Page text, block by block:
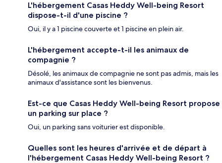
L'hébergement Casas Heddy Well-being Resort
dispose-t-il d'une piscine ?
Oui, il y a 1 piscine couverte et 1 piscine en plein air.
L'hébergement accepte-t-il les animaux de
compagnie ?
Désolé, les animaux de compagnie ne sont pas admis, mais les
animaux d'assistance sont les bienvenus.
Est-ce que Casas Heddy Well-being Resort propose
un parking sur place ?
Oui, un parking sans voiturier est disponible.
Quelles sont les heures d'arrivée et de départ à
l'hébergement Casas Heddy Well-being Resort ?